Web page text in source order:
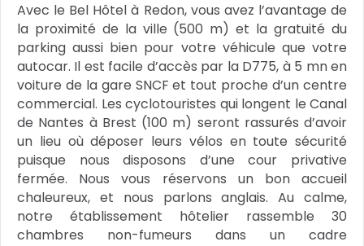
Avec le Bel Hôtel à Redon, vous avez l’avantage de
la proximité de la ville (500 m) et la gratuité du
parking aussi bien pour votre véhicule que votre
autocar. Il est facile d’accès par la D775, à 5 mn en
voiture de la gare SNCF et tout proche d’un centre
commercial. Les cyclotouristes qui longent le Canal
de Nantes à Brest (100 m) seront rassurés d’avoir
un lieu où déposer leurs vélos en toute sécurité
puisque nous disposons d’une cour privative
fermée. Nous vous réservons un bon accueil
chaleureux, et nous parlons anglais. Au calme,
notre établissement hôtelier rassemble 30
chambres non-fumeurs dans un cadre